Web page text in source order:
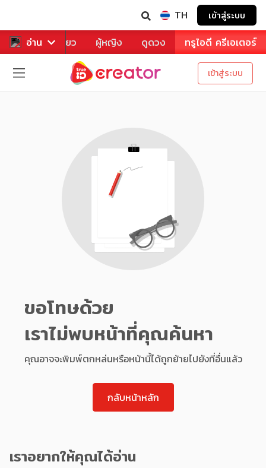
TH เข้าสู่ระบบ
อ่าน
หาร ท่องเที่ยว ผู้หญิง ดูดวง ทรูไอดี ครีเอเตอร์
เข้าสู่ระบบ
ขอโทษด้วย
เราไม่พบหน้าที่คุณค้นหา
คุณอาจจะพิมพ์ตกหล่นหรือหน้านี้ได้ถูกย้ายไปยังที่อื่นแล้ว
กลับหน้าหลัก
เราอยากให้คุณได้อ่าน